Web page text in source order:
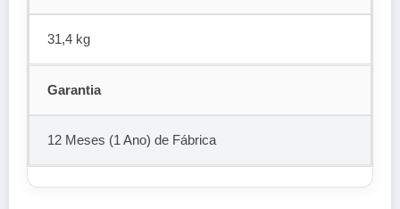
31,4 kg
Garantia
12 Meses (1 Ano) de Fábrica